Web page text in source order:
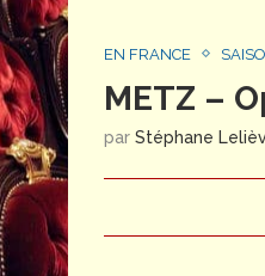
EN FRANCE
METZ –
par Stéphane